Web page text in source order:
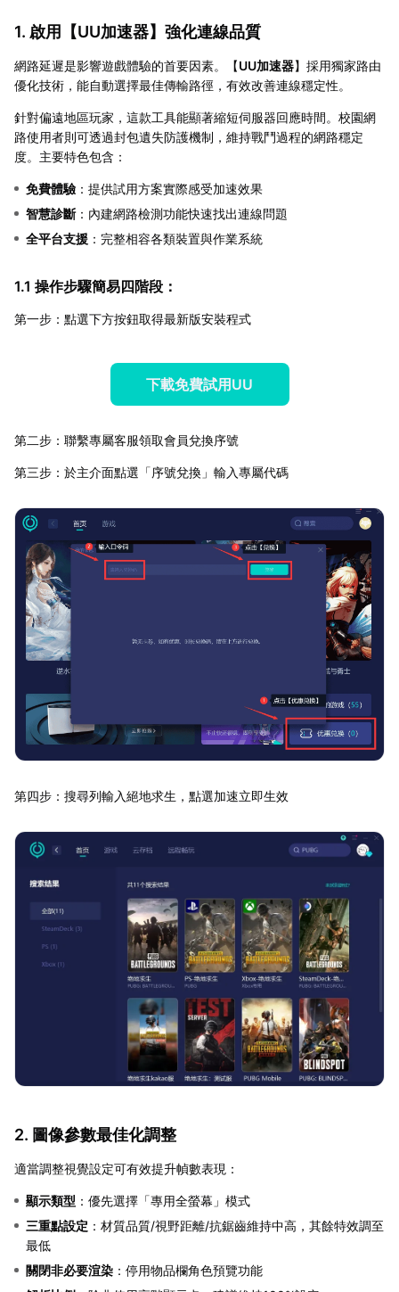
1. 啟用【UU加速器】強化連線品質
網路延遲是影響遊戲體驗的首要因素。【UU加速器】採用獨家路由
優化技術，能自動選擇最佳傳輸路徑，有效改善連線穩定性。
針對偏遠地區玩家，這款工具能顯著縮短伺服器回應時間。校園網
路使用者則可透過封包遺失防護機制，維持戰鬥過程的網路穩定
度。主要特色包含：
免費體驗 ：提供試用方案實際感受加速效果
智慧診斷：內建網路檢測功能快速找出連線問題
全平台支援 ：完整相容各類裝置與作業系統
1.1 操作步驟簡易四階段：
第一步：點選下方按鈕取得最新版安裝程式
下載免費試用UU
第二步：聯繫專屬客服領取會員兌換序號
第三步：於主介面點選「序號兌換」輸入專屬代碼
第四步：搜尋列輸入絕地求生，點選加速立即生效
2. 圖像參數最佳化調整
適當調整視覺設定可有效提升幀數表現：
顯示類型 ：優先選擇「專用全螢幕」模式
三重點設定 ：材質品質/視野距離/抗鋸齒維持中高，其餘特效調至
最低
關閉非必要渲染 ：停用物品欄角色預覽功能